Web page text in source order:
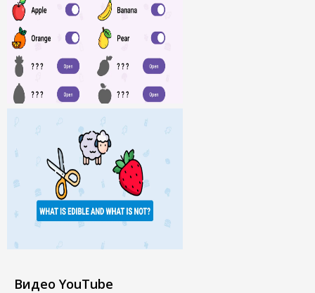
Видео YouTube